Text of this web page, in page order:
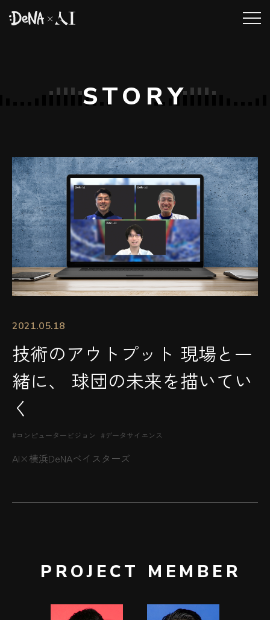
STORY
2021.05.18
技術のアウトプット 現場と一
緒に、 球団の未来を描いてい
く
#コンピュータービジョン #データサイエンス
AI×横浜DeNAベイスターズ
PROJECT MEMBER